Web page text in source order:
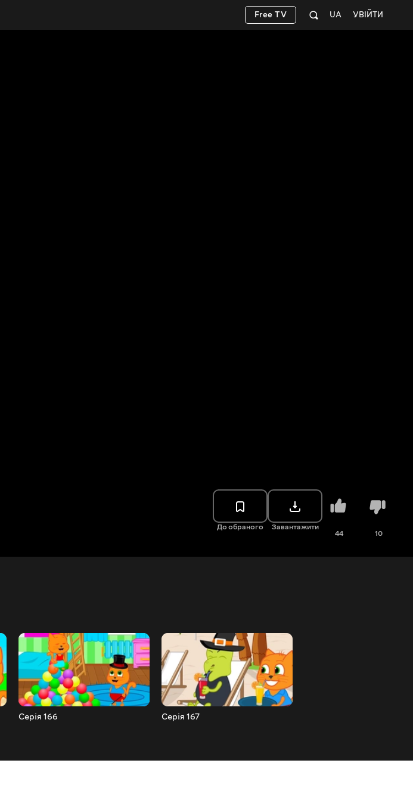
УВІЙТИ
UA
Free TV
До обраного Завантажити
44 10
Серія 166 Серія 167